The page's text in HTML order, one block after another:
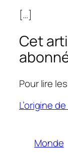
[…]
Cet
Pour lire
L’origine
Monde